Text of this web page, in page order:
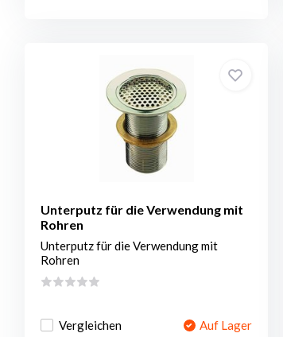
Unterputz für die Verwendung mit
Rohren
Unterputz für die Verwendung mit
Rohren
Vergleichen Auf Lager